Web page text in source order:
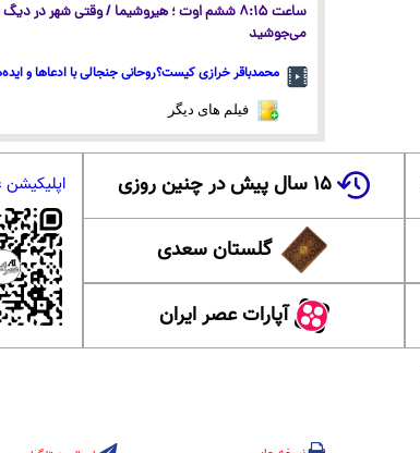
ساعت ۸:۱۵ ششم اوت ؛ هیروشیما / وقتی شهر در دیگ
می‌جوشید
محمدباقر خرازی کیست؟روحانی جنجالی با ادعاها و
فیلم های دیگر
۱۵ سال پیش در چنین روزی
گلستان سعدی
آپارات عصر ایران
اپلیکیشن